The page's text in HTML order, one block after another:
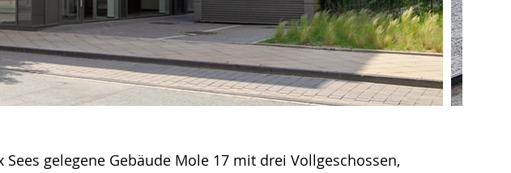
gelegene Gebäude Mole 17 mit drei Vollgeschossen,